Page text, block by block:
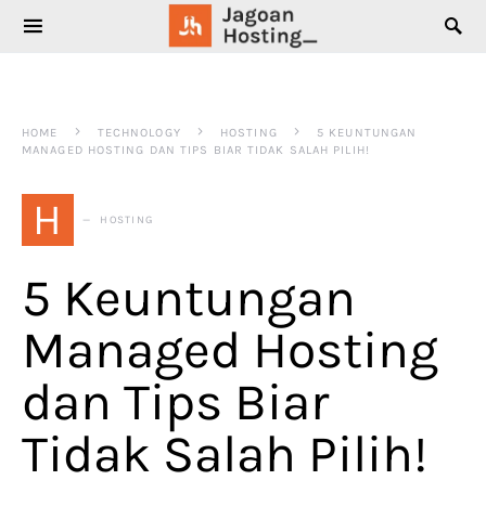
SEARCH FOR:
HOME TECHNOLOGY HOSTING
5 KEUNTUNGAN
MANAGED HOSTING DAN TIPS BIAR TIDAK SALAH PILIH!
H HOSTING
5 Keuntungan
Managed Hosting
dan Tips Biar
Tidak Salah Pilih!